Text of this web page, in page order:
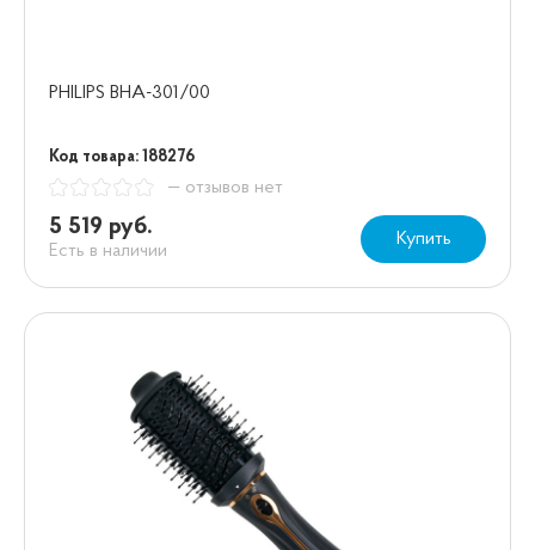
PHILIPS BHA-301/00
Код товара: 188276
— отзывов нет
5 519 руб.
Есть в наличии
Купить